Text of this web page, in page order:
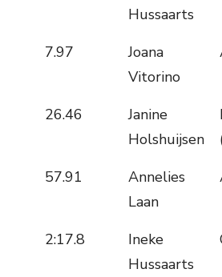
Hussaarts
7.97
Joana
Vitorino
26.46
Janine
Holshuijsen
57.91
Annelies
Laan
2:17.8
Ineke
Hussaarts